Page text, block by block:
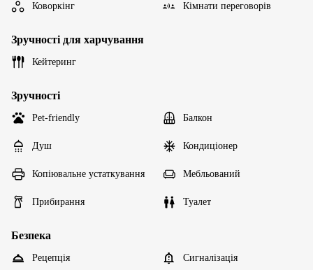
Коворкінг Кімнати переговорів
Зручності для харчування
Кейтеринг
Зручності
Pet-friendly Балкон
Душ Кондиціонер
Копіювальне устаткування Мебльований
Прибирання Туалет
Безпека
Рецепція Сигналізація